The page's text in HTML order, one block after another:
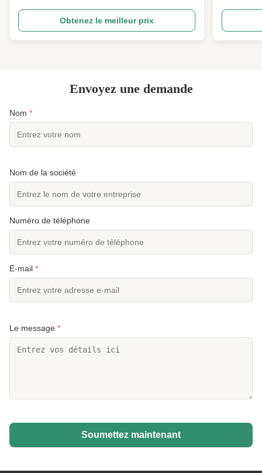
12MM Virgin Down-Like MicrofibreC'est une fibre de
polyester de qualité supérieure développée comme
une alternative parfaite et de haute qualité au ...
Obtenez le meilleur prix
d'hygiène,
Envoyez une demande
Nom *
Nom de la société
Numéro de téléphone
E-mail *
Le message *
Soumettez maintenant